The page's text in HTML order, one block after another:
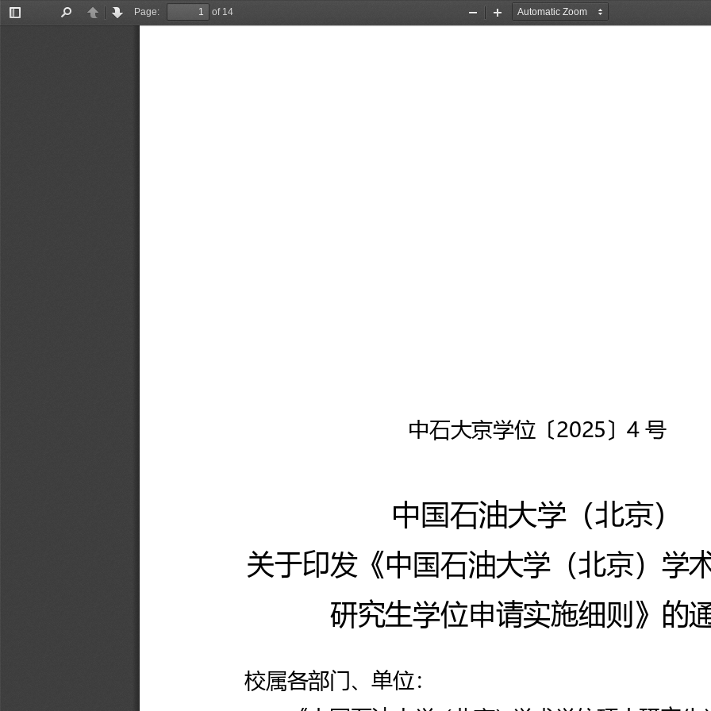
Toggle
PreviousNext
Page:
of 14
Zoom
Zoom
中石大京学位〔2025〕4 号
中国石油大学（北京）
关于印发《中国石油大学（北京） 学
研究生学位申请实施细则》 的
校属各部门、单位：